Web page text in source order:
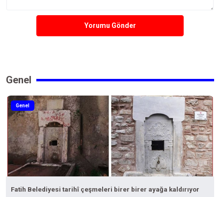
Yorumu Gönder
Genel
Genel
Fatih Belediyesi tarihî çeşmeleri birer birer ayağa kaldırıyor